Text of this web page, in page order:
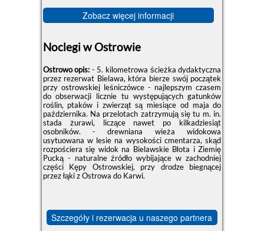
Zobacz więcej informacji
Noclegi w Ostrowie
Ostrowo opis: - 5. kilometrowa ścieżka dydaktyczna
przez rezerwat Bielawa, która bierze swój początek
przy ostrowskiej leśniczówce - najlepszym czasem
do obserwacji licznie tu występujących gatunków
roślin, ptaków i zwierząt są miesiące od maja do
października. Na przelotach zatrzymują się tu m. in.
stada żurawi, liczące nawet po kilkadziesiąt
osobników. - drewniana wieża widokowa
usytuowana w lesie na wysokości cmentarza, skąd
rozpościera się widok na Bielawskie Błota i Ziemię
Pucką - naturalne źródło wybijające w zachodniej
części Kępy Ostrowskiej, przy drodze biegnącej
przez łąki z Ostrowa do Karwi.
Szczegóły i rezerwacja u naszego partnera